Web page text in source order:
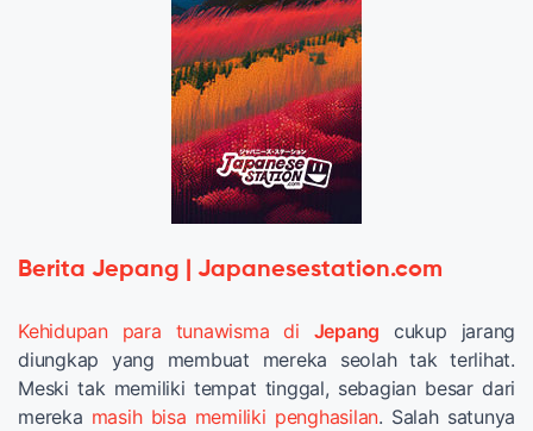
Berita Jepang | Japanesestation.com
Kehidupan para tunawisma di Jepang cukup jarang
diungkap yang membuat mereka seolah tak terlihat.
Meski tak memiliki tempat tinggal, sebagian besar dari
mereka masih bisa memiliki penghasilan. Salah satunya